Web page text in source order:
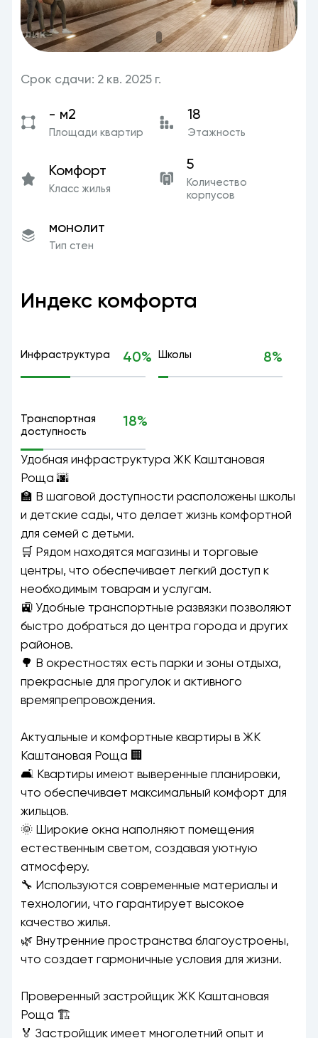
Срок сдачи: 2 кв. 2025 г.
- м2
Площади квартир
18
Этажность
Комфорт
Класс жилья
5
Количество
корпусов
монолит
Тип стен
Индекс комфорта
Инфраструктура 40% Школы 8%
Транспортная
доступность
18%
Удобная инфраструктура ЖК Каштановая
Роща 🌆
🏫 В шаговой доступности расположены школы
и детские сады, что делает жизнь комфортной
для семей с детьми.
🛒 Рядом находятся магазины и торговые
центры, что обеспечивает легкий доступ к
необходимым товарам и услугам.
🚉 Удобные транспортные развязки позволяют
быстро добраться до центра города и других
районов.
🌳 В окрестностях есть парки и зоны отдыха,
прекрасные для прогулок и активного
времяпрепровождения.
Актуальные и комфортные квартиры в ЖК
Каштановая Роща 🏢
🛋️ Квартиры имеют выверенные планировки,
что обеспечивает максимальный комфорт для
жильцов.
🌞 Широкие окна наполняют помещения
естественным светом, создавая уютную
атмосферу.
🔧 Используются современные материалы и
технологии, что гарантирует высокое
качество жилья.
🌿 Внутренние пространства благоустроены,
что создает гармоничные условия для жизни.
Проверенный застройщик ЖК Каштановая
Роща 🏗️
🏅 Застройщик имеет многолетний опыт и